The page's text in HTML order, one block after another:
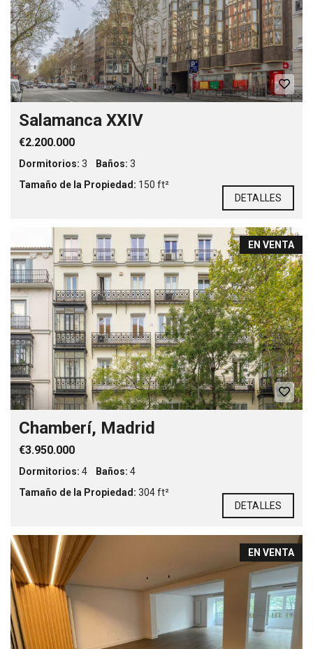
Salamanca XXIV
€2.200.000
Dormitorios: 3 Baños: 3
Tamaño de la Propiedad: 150 ft²
DETALLES
EN VENTA
Chamberí, Madrid
€3.950.000
Dormitorios: 4 Baños: 4
Tamaño de la Propiedad: 304 ft²
DETALLES
EN VENTA